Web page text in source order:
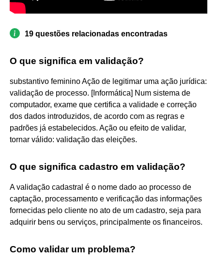
19 questões relacionadas encontradas
O que significa em validação?
substantivo feminino Ação de legitimar uma ação jurídica:
validação de processo. [Informática] Num sistema de
computador, exame que certifica a validade e correção
dos dados introduzidos, de acordo com as regras e
padrões já estabelecidos. Ação ou efeito de validar,
tornar válido: validação das eleições.
O que significa cadastro em validação?
A validação cadastral é o nome dado ao processo de
captação, processamento e verificação das informações
fornecidas pelo cliente no ato de um cadastro, seja para
adquirir bens ou serviços, principalmente os financeiros.
Como validar um problema?